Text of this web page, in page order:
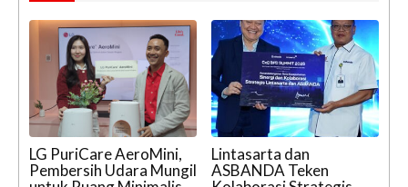
LG PuriCare AeroMini,
Pembersih Udara Mungil
Lintasarta dan
ASBANDA Teken